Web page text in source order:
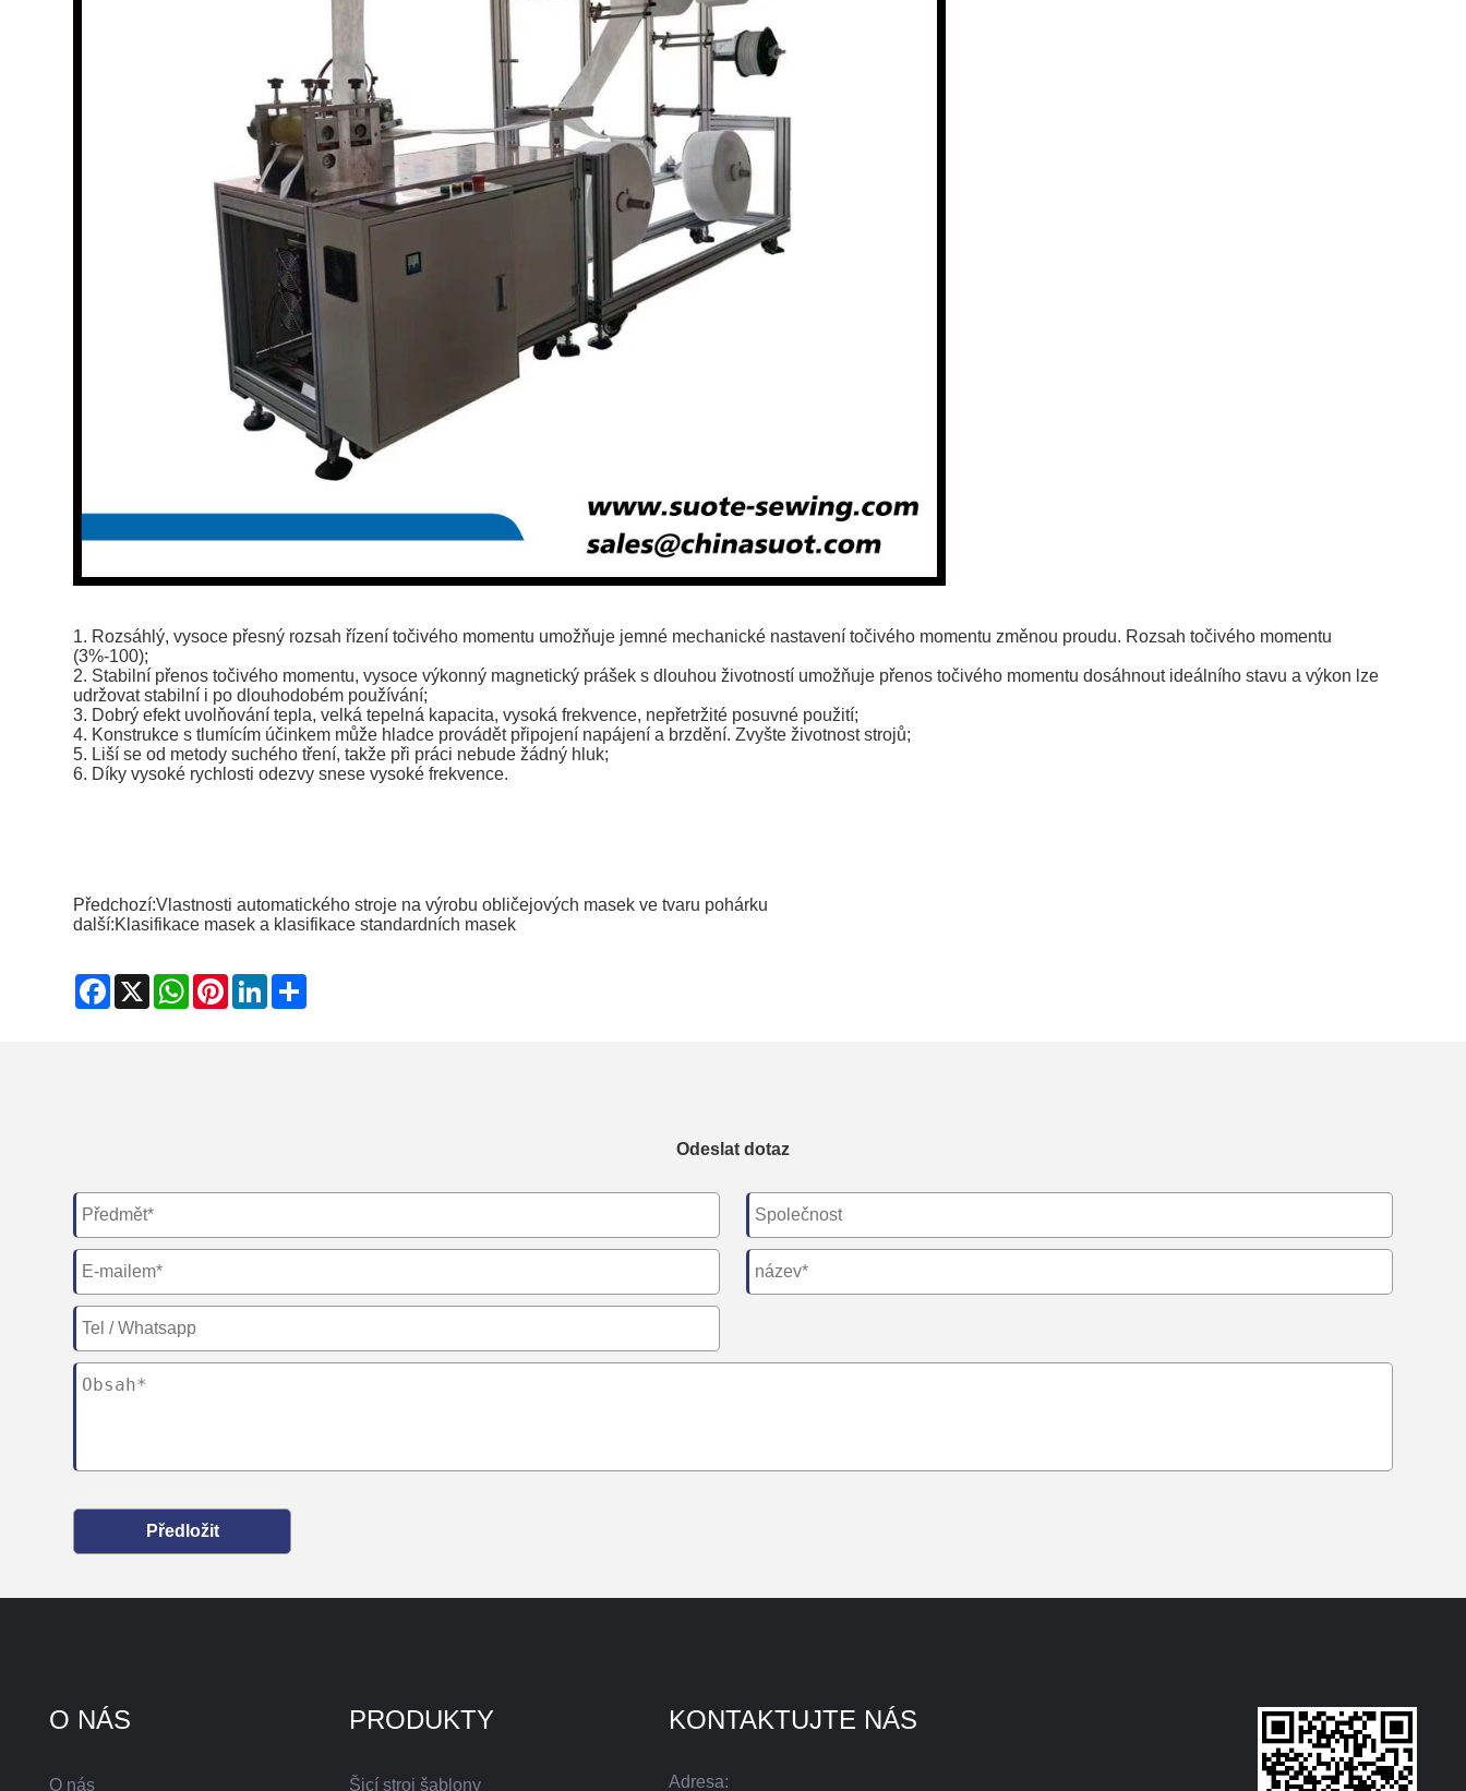
1. Rozsáhlý, vysoce přesný rozsah řízení točivého momentu umožňuje jemné mechanické nastavení točivého momentu změnou proudu. Rozsah točivého momentu
(3%-100);
2. Stabilní přenos točivého momentu, vysoce výkonný magnetický prášek s dlouhou životností umožňuje přenos točivého momentu dosáhnout ideálního stavu a výkon lze
udržovat stabilní i po dlouhodobém používání;
3. Dobrý efekt uvolňování tepla, velká tepelná kapacita, vysoká frekvence, nepřetržité posuvné použití;
4. Konstrukce s tlumícím účinkem může hladce provádět připojení napájení a brzdění. Zvyšte životnost strojů;
5. Liší se od metody suchého tření, takže při práci nebude žádný hluk;
6. Díky vysoké rychlosti odezvy snese vysoké frekvence.
Předchozí:Vlastnosti automatického stroje na výrobu obličejových masek ve tvaru pohárku
další:Klasifikace masek a klasifikace standardních masek
Facebook
X WhatsApp
PinterestLinkedIn
Odeslat dotaz
Předložit
O NÁS
O nás
PRODUKTY
Šicí stroj šablony
KONTAKTUJTE NÁS
Adresa: